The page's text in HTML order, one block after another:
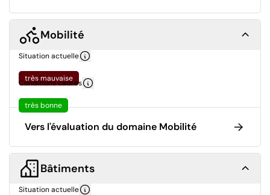
Mobilité
Situation actuelle
très mauvaise
Conditions cadres
très bonne
Vers l'évaluation du domaine Mobilité
Bâtiments
Situation actuelle